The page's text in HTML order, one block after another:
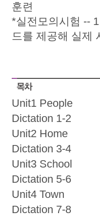
훈련
*실전모의시험 --
드를 제공해 실제
Unit1 People
Dictation 1-2
Unit2 Home
Dictation 3-4
Unit3 School
Dictation 5-6
Unit4 Town
Dictation 7-8